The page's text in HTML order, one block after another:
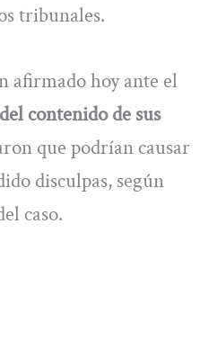
tribunales.
afirmado hoy ante el
contenido de sus
que podrían causar
disculpas, según
caso.